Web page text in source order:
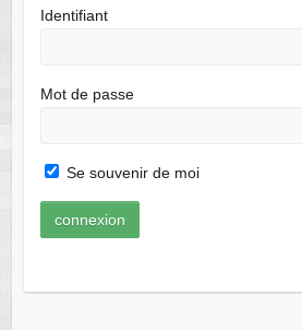
Identifiant
Mot de passe
Se souvenir de moi